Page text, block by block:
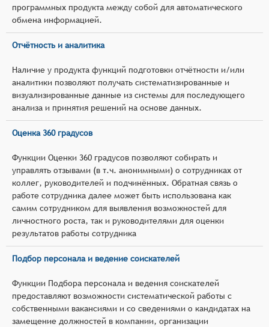
программных продукта между собой для автоматического
обмена информацией.
Отчётность и аналитика
Наличие у продукта функций подготовки отчётности и/или
аналитики позволяют получать систематизированные и
визуализированные данные из системы для последующего
анализа и принятия решений на основе данных.
Оценка 360 градусов
Функции Оценки 360 градусов позволяют собирать и
управлять отзывами (в т.ч. анонимными) о сотрудниках от
коллег, руководителей и подчинённых. Обратная связь о
работе сотрудника далее может быть использована как
самим сотрудником для выявления возможностей для
личностного роста, так и руководителями для оценки
результатов работы сотрудника
Подбор персонала и ведение соискателей
Функции Подбора персонала и ведения соискателей
предоставляют возможности систематической работы с
собственными вакансиями и со сведениями о кандидатах на
замещение должностей в компании, организации